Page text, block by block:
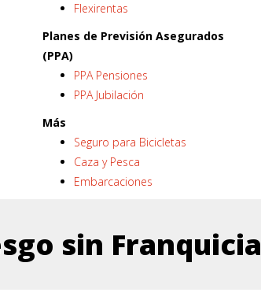
Flexirentas
Planes de Previsión Asegurados
(PPA)
PPA Pensiones
PPA Jubilación
Más
Seguro para Bicicletas
Caza y Pesca
Embarcaciones
sin Franquicia